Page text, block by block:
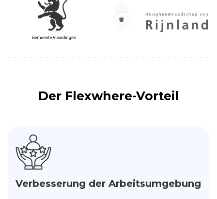
Der Flexwhere-Vorteil
Verbesserung der Arbeitsumgebung